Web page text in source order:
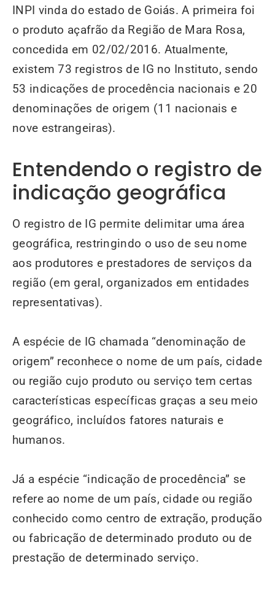
INPI vinda do estado de Goiás. A primeira foi
o produto açafrão da Região de Mara Rosa,
concedida em 02/02/2016. Atualmente,
existem 73 registros de IG no Instituto, sendo
53 indicações de procedência nacionais e 20
denominações de origem (11 nacionais e
nove estrangeiras).
Entendendo o registro de
indicação geográfica
O registro de IG permite delimitar uma área
geográfica, restringindo o uso de seu nome
aos produtores e prestadores de serviços da
região (em geral, organizados em entidades
representativas).
A espécie de IG chamada “denominação de
origem” reconhece o nome de um país, cidade
ou região cujo produto ou serviço tem certas
características específicas graças a seu meio
geográfico, incluídos fatores naturais e
humanos.
Já a espécie “indicação de procedência” se
refere ao nome de um país, cidade ou região
conhecido como centro de extração, produção
ou fabricação de determinado produto ou de
prestação de determinado serviço.